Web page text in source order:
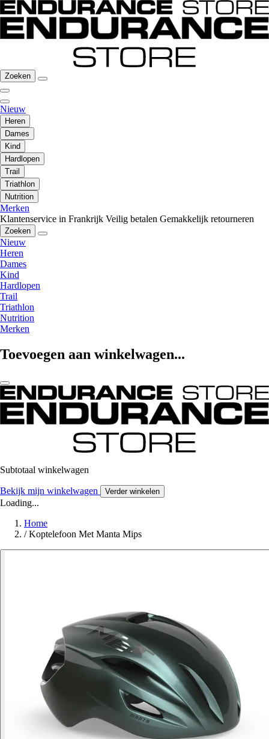
Zoeken
Nieuw
Heren
Dames
Kind
Hardlopen
Trail
Triathlon
Nutrition
Merken
Klantenservice in Frankrijk Veilig betalen Gemakkelijk retourneren
Zoeken
Nieuw
Heren
Dames
Kind
Hardlopen
Trail
Triathlon
Nutrition
Merken
Toevoegen aan winkelwagen...
Subtotaal winkelwagen
Bekijk mijn winkelwagen Verder winkelen
Loading...
Home
/ Koptelefoon Met Manta Mips